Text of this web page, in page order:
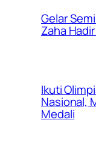
Gelar
Zaha
Ikuti
Nasional,
Medali